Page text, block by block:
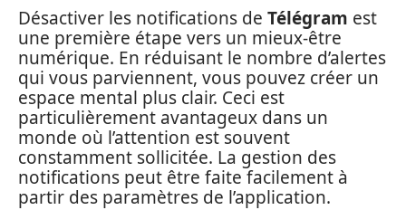
Désactiver les notifications de Télégram est
une première étape vers un mieux-être
numérique. En réduisant le nombre d’alertes
qui vous parviennent, vous pouvez créer un
espace mental plus clair. Ceci est
particulièrement avantageux dans un
monde où l’attention est souvent
constamment sollicitée. La gestion des
notifications peut être faite facilement à
partir des paramètres de l’application.